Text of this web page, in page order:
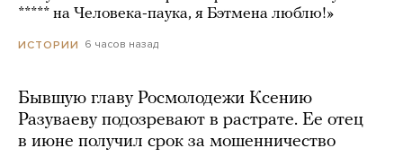
***** на Человека-паука, я Бэтмена люблю!»
ИСТОРИИ 6 часов назад
Бывшую главу Росмолодежи Ксению
Разуваеву подозревают в растрате. Ее отец
в июне получил срок за мошенничество